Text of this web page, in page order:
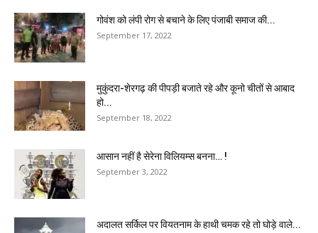
गोवंश को लंपी रोग से बचाने के लिए पंजाबी समाज की...
September 17, 2022
मुकुंदरा-शेरगढ़ की पीपड़ी बजाते रहे और कूनो चीतों से आबाद
हो...
September 18, 2022
आसान नहीं है सेरेना विलियम्स बनना… !
September 3, 2022
अदालत सर्किल पर वियतनाम के हाथी चमक रहे तो घोड़े वाले...